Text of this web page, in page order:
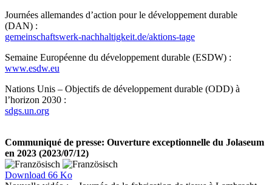
Journées allemandes d’action pour le développement durable
(DAN) :
gemeinschaftswerk-nachhaltigkeit.de/aktions-tage
Semaine Européenne du développement durable (ESDW) :
www.esdw.eu
Nations Unis – Objectifs de développement durable (ODD) à
l’horizon 2030 :
sdgs.un.org
Communiqué de presse: Ouverture exceptionnelle du Jolaseum
en 2023 (2023/07/12)
Download 66 Ko